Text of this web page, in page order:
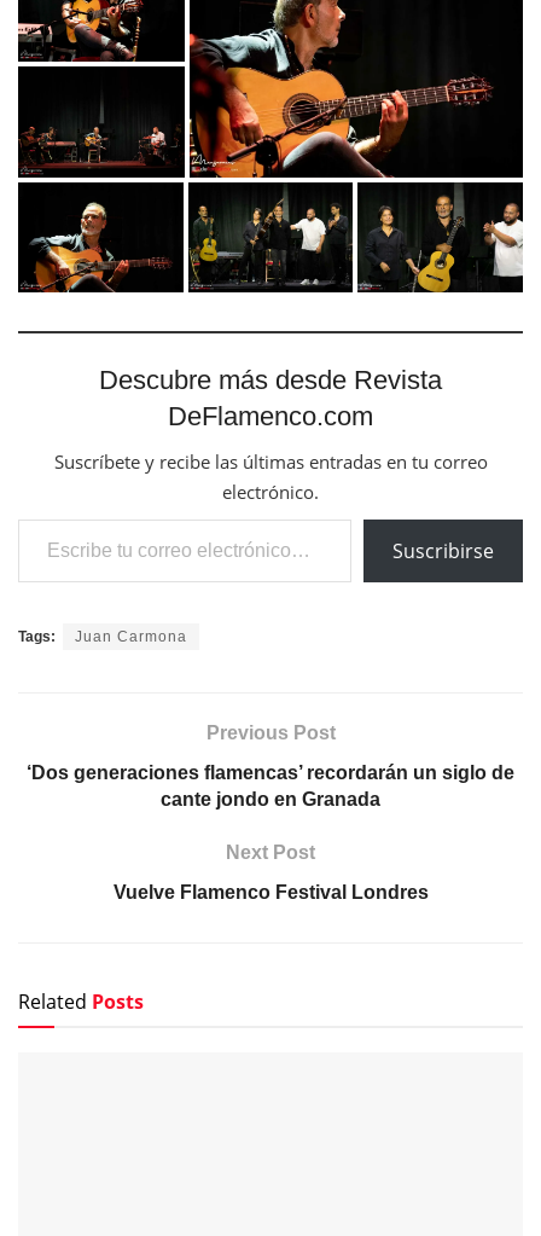
Descubre más desde Revista
DeFlamenco.com
Suscríbete y recibe las últimas entradas en tu correo
electrónico.
Escribe tu correo electrónico…
Suscribirse
Tags: Juan Carmona
Previous Post
‘Dos generaciones flamencas’ recordarán un siglo de
cante jondo en Granada
Next Post
Vuelve Flamenco Festival Londres
Related Posts